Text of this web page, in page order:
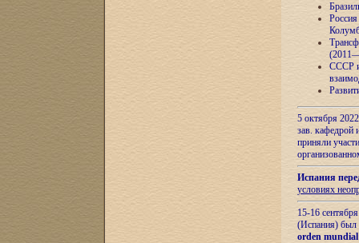
СССР и
5 октября
зав.
приняли
Испания
условиях
15-16
(Испания) был
orden